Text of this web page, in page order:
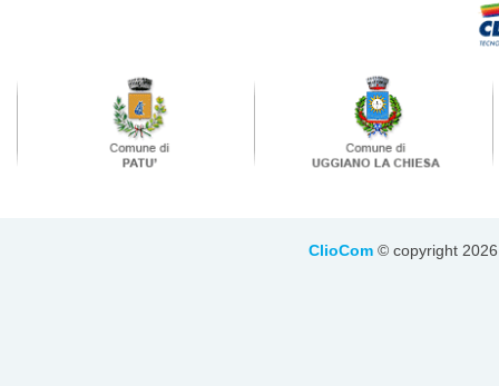
ClioCom © copyright